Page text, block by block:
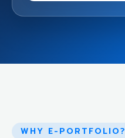
WHY E-PORTFOLIO?